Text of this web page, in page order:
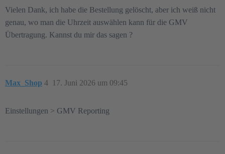
Vielen Dank, ich habe die Bestellung gelöscht, aber ich weiß nicht
genau, wo man die Uhrzeit auswählen kann für die GMV
Übertragung. Kannst du mir das sagen ?
Max_Shop 17. Juni 2026 um 09:45
4
Einstellungen > GMV Reporting